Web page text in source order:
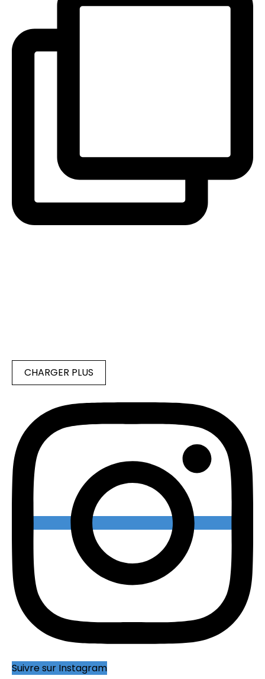
CHARGER PLUS
Suivre sur Instagram